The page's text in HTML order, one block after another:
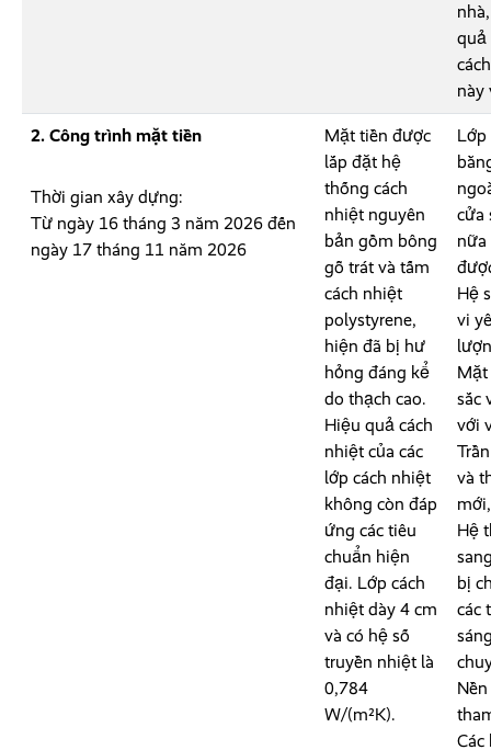
quả
này
2. Công trình mặt tiền
Thời gian xây dựng:
Từ ngày 16 tháng 3 năm 2026 đến
ngày 17 tháng 11 năm 2026
Mặt tiền được
lắp đặt hệ
thống cách
nhiệt nguyên
bản gồm bông
gỗ trát và tấm
cách nhiệt
polystyrene,
hiện đã bị hư
hỏng đáng kể
do thạch cao.
Hiệu quả cách
nhiệt của các
lớp cách nhiệt
không còn đáp
ứng các tiêu
chuẩn hiện
đại. Lớp cách
nhiệt dày 4 cm
và có hệ số
truyền nhiệt là
0,784
W/(m²K).
Lớp
cửa
nữa
Hệ
vi
Mặt
sắc
với
và
Hệ
bị
các